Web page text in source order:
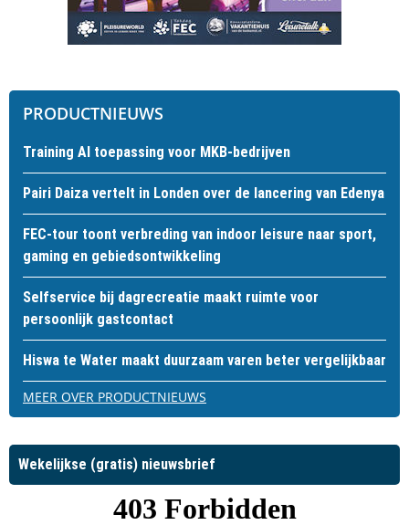
PRODUCTNIEUWS
Training AI toepassing voor MKB-bedrijven
Pairi Daiza vertelt in Londen over de lancering van Edenya
FEC-tour toont verbreding van indoor leisure naar sport,
gaming en gebiedsontwikkeling
Selfservice bij dagrecreatie maakt ruimte voor
persoonlijk gastcontact
Hiswa te Water maakt duurzaam varen beter vergelijkbaar
MEER OVER PRODUCTNIEUWS
Wekelijkse (gratis) nieuwsbrief